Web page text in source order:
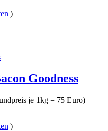
)
Goodness
je 1kg = 75 Euro)
)